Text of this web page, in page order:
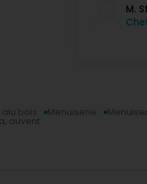
M.
bois Menuiserie
auvent